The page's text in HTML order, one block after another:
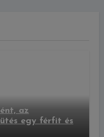
az
egy férfit és